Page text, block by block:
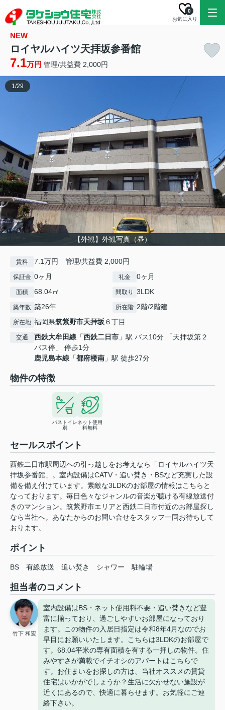
お気に入り
0
NEW
ロイヤルハイツ天拝坂参番館
7.1万円 管理/共益費 2,000円
【外観】外観写真（昼）
1/29
賃料 7.1万円 管理/共益費 2,000円
保証金 0ヶ月 礼金 0ヶ月
面積 68.04㎡ 間取り 3LDK
築年数 築26年 所在階 2階/2階建
所在地 福岡県筑紫野市天拝坂６丁目
交通 西鉄大牟田線 「西鉄二日市 」駅 バス10分 「天拝坂第２
バス停」 停歩1分
鹿児島本線 「都府楼南 」駅 徒歩27分
物件の特徴
バストイレ
別
ネット使用
料無料
セールスポイント
西鉄二日市駅周辺への引っ越しをお考えなら「ロイヤルハイツ天
拝坂参番館」。室内設備はCATV・追い焚き・BSなど充実した設
備を備え付けています。素敵な3LDKのお部屋の情報はこちらと
なっております。毎日色々なジャンルの音楽が聴ける有線放送付
きのマンション。筑紫野市エリアと西鉄二日市付近のお部屋探し
なら当社へ。あなたからのお問い合せをスタッフ一同お待ちして
おります。
ポイント
BS 有線放送 追い焚き シャワー 駐輪場
担当者のコメント
竹下 和宏
室内設備はBS・ネット使用料不要・追い焚きなど豊
富に揃っており、過ごしやすいお部屋になっており
ます。この物件の入居日指定は令和8年4月なのでお
早目にお願いいたします。こちらは3LDKのお部屋で
す。68.04平米の専有面積を有する一押しの物件。住
みやすさが満載でイチオシのアパートはこちらで
す。お住まいをお探しの方は、当社オススメの賃貸
住宅はいかがでしょうか？生活に欠かせない施設が
近くにあるので、快適に暮らせます。お気軽にご連
絡下さい。